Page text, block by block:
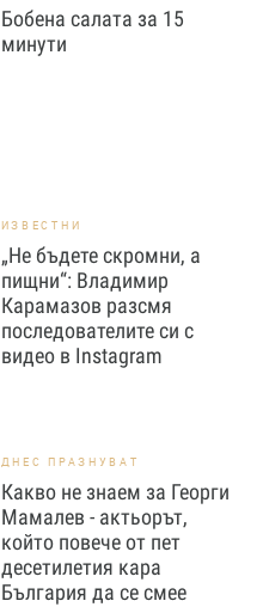
Бобена салата за 15
минути
ИЗВЕСТНИ
„Не бъдете скромни, а
пищни“: Владимир
Карамазов разсмя
последователите си с
видео в Instagram
ДНЕС ПРАЗНУВАТ
Какво не знаем за Георги
Мамалев - актьорът,
който повече от пет
десетилетия кара
България да се смее